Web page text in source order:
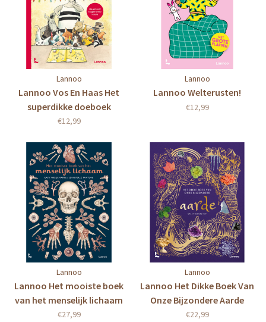
Lannoo
Lannoo Vos En Haas Het
superdikke doeboek
€12,99
Lannoo
Lannoo Welterusten!
€12,99
Lannoo
Lannoo Het mooiste boek
van het menselijk lichaam
€27,99
Lannoo
Lannoo Het Dikke Boek Van
Onze Bijzondere Aarde
€22,99